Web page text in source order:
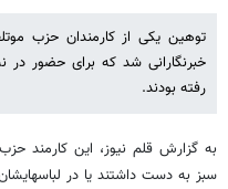
توهین یکی از کارمندان حزب
خبرنگارانی شد که برای حضور
رفته بودند.
به گزارش قلم نیوز، این کارمند
سبز به دست داشتند یا در